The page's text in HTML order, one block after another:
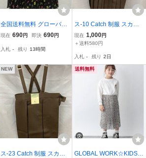
全国送料無料 グローバル
ワーク GLOBAL WORK
ッズ女の子 小花柄 黒色
30(XL)
現在 690円 即決 690円
入札 - 残り 13時間
ス-10 Catch 制服 スカー
ト 130 A サイズ ブラウン
茶色 スクール ユニホーム
スカート YKK ファスナー
現在 1,000円
＋送料580円
入札 - 残り 2日
NEW
ス-23 Catch 制服 スカー
送料無料
GLOBAL WORK☆KIDS